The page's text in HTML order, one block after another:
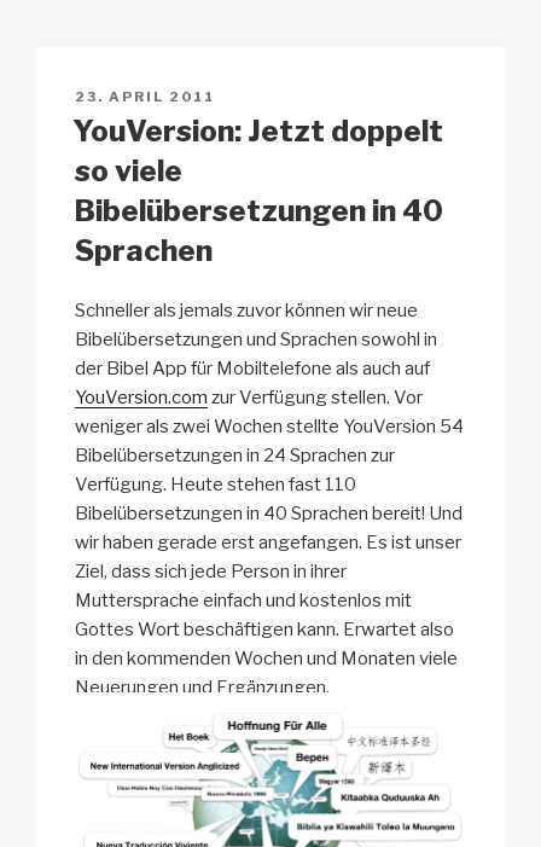
n
k
o p
at
VERÖFFENTLICHT
AM
23. APRIL 2011
YouVersion: Jetzt doppelt
so viele
Bibelübersetzungen in 40
Sprachen
Schneller als jemals zuvor können wir neue
Bibelübersetzungen und Sprachen sowohl in
der Bibel App für Mobiltelefone als auch auf
YouVersion.com zur Verfügung stellen. Vor
weniger als zwei Wochen stellte YouVersion 54
Bibelübersetzungen in 24 Sprachen zur
Verfügung. Heute stehen fast 110
Bibelübersetzungen in 40 Sprachen bereit! Und
wir haben gerade erst angefangen. Es ist unser
Ziel, dass sich jede Person in ihrer
Muttersprache einfach und kostenlos mit
Gottes Wort beschäftigen kann. Erwartet also
in den kommenden Wochen und Monaten viele
Neuerungen und Ergänzungen.